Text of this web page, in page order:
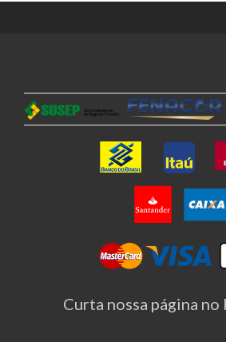
Curta nossa página no